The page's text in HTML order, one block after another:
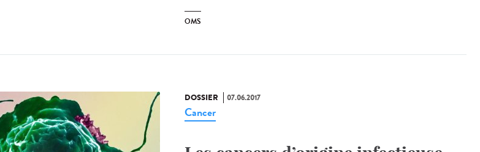
OMS
DOSSIER 07.06.2017
Cancer